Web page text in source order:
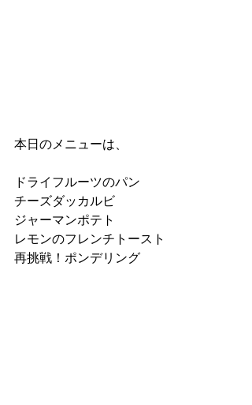
本日のメニューは、
ドライフルーツのパン
チーズダッカルビ
ジャーマンポテト
レモンのフレンチトースト
再挑戦！ポンデリング